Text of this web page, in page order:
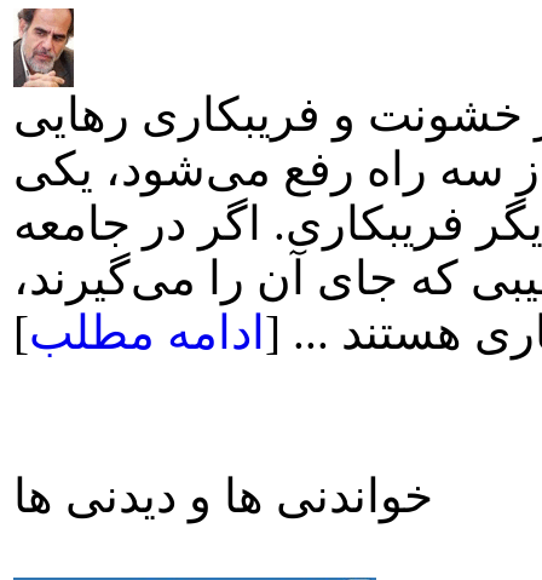
خشونت و فریبکاری رهایی
سه راه رفع می‌شود، یکی
فریبکاری. اگر در جامعه
که جای آن را می‌گیرند،
هستند ... [ ادامه مطلب]
خواندنی ها و دیدنی ها